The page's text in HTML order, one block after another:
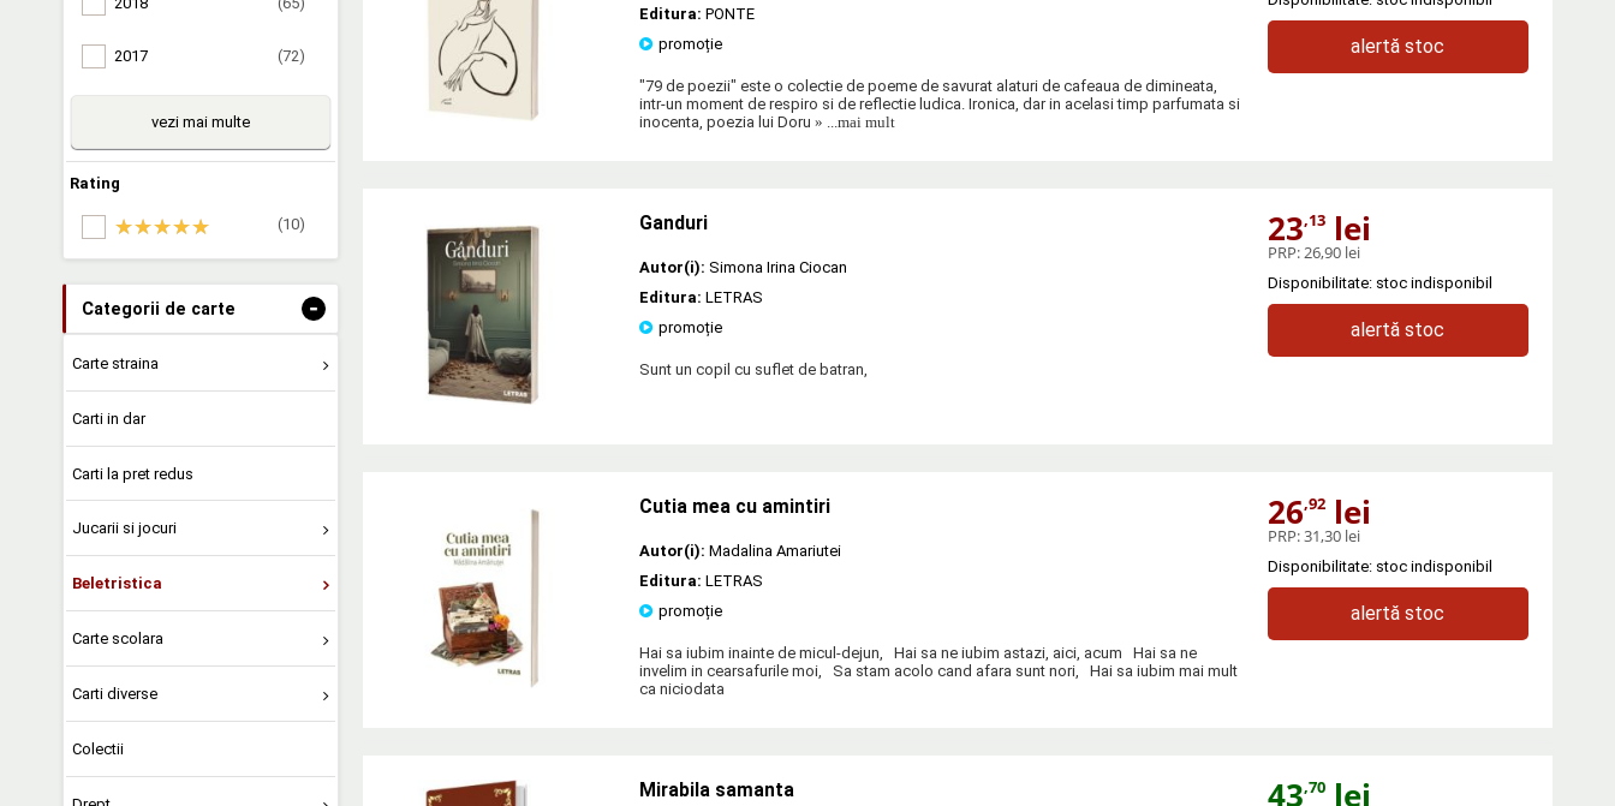
2017 (72)
vezi mai multe
Rating
(10)
Categorii de carte -
Carte straina
Carti in dar
Carti la pret redus
Jucarii si jocuri
Beletristica
Carte scolara
Carti diverse
Colectii
Editura: PONTE
promoție
"79 de poezii" este o colectie de poeme de savurat alaturi de cafeaua de dimineata,
intr-un moment de respiro si de reflectie ludica. Ironica, dar in acelasi timp parfumata si
inocenta, poezia lui Doru » ...mai mult
alertă stoc
Ganduri
Autor(i): Simona Irina Ciocan
Editura: LETRAS
promoție
Sunt un copil cu suflet de batran,
23,13lei
PRP: 26,90 lei
Disponibilitate: stoc indisponibil
alertă stoc
Cutia mea cu amintiri
Autor(i): Madalina Amariutei
Editura: LETRAS
promoție
Hai sa iubim inainte de micul-dejun, Hai sa ne iubim astazi, aici, acum Hai sa ne
invelim in cearsafurile moi, Sa stam acolo cand afara sunt nori, Hai sa iubim mai mult
ca niciodata
26,92lei
PRP:31,30 lei
Disponibilitate: stoc indisponibil
alertă stoc
Mirabila samanta 43,70lei